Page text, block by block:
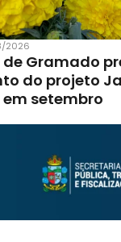
2026
Gramado
do projeto
setembro